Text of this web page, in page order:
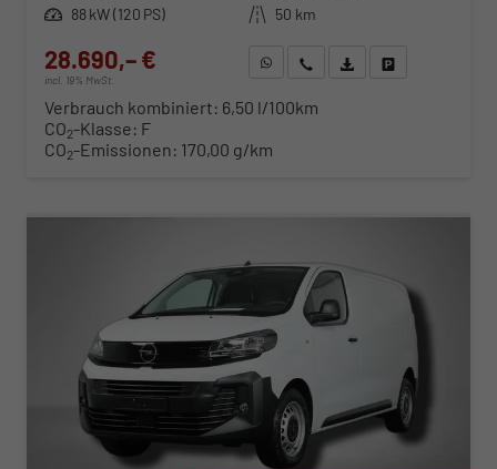
Leistung 88 kW (120 PS) Kilometerstand 50 km
28.690,– €
incl. 19% MwSt.
WhatsApp anfragen
Wir rufen Sie anFahrzeugexposé (PDF)
Verbrauch kombiniert: 6,50 l/100km
CO2-Klasse: F
CO2-Emissionen: 170,00 g/km